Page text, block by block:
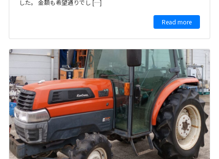
した。 金額も希望通りでし […]
Read more